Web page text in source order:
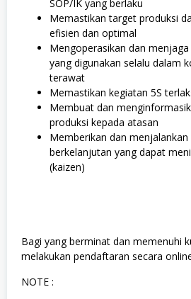
SOP/IK yang berlaku
Memastikan target produksi
efisien dan optimal
Mengoperasikan dan
yang digunakan selalu dalam
terawat
Memastikan kegiatan 5S
Membuat dan
produksi kepada atasan
Memberikan dan menjalankan
berkelanjutan yang dapat
(kaizen)
Bagi yang berminat dan memenuhi
melakukan pendaftaran secara
NOTE :